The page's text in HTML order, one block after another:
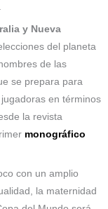
y Nueva
del planeta
de las
se prepara para
en términos
la revista
monográfico
con un amplio
la maternidad